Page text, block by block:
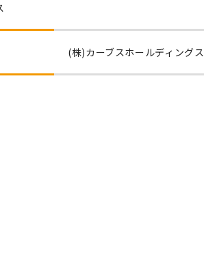
(株)カーブスホールディングス